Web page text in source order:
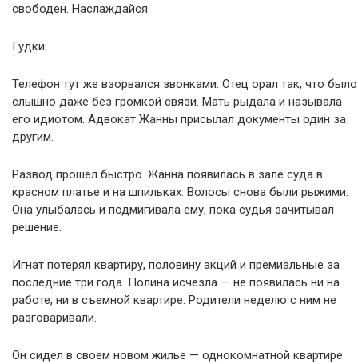
свободен. Наслаждайся.
Гудки.
Телефон тут же взорвался звонками. Отец орал так, что было
слышно даже без громкой связи. Мать рыдала и называла
его идиотом. Адвокат Жанны присылал документы один за
другим.
Развод прошел быстро. Жанна появилась в зале суда в
красном платье и на шпильках. Волосы снова были рыжими.
Она улыбалась и подмигивала ему, пока судья зачитывал
решение.
Игнат потерял квартиру, половину акций и премиальные за
последние три года. Полина исчезла — не появилась ни на
работе, ни в съемной квартире. Родители неделю с ним не
разговаривали.
Он сидел в своем новом жилье — однокомнатной квартире